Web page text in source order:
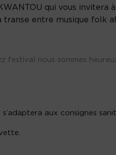
qui vous invitera
transe entre musique folk
festival nous sommes
aux consignes